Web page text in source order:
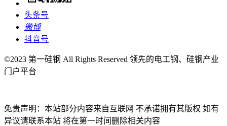
头条号
微博
抖音号
©2023 第一硅钢 All Rights Reserved 领先的电工钢、硅钢产业
门户平台
免责声明：本站部分内容来自互联网 不承诺拥有其版权 如有
异议请联系本站 将在第一时间删除相关内容